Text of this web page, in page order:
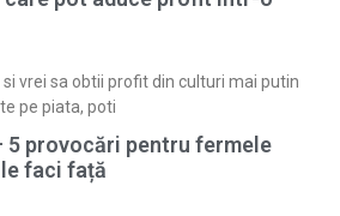
vrei sa obtii profit din culturi mai putin
pe piata, poti
5 provocări pentru fermele
faci față